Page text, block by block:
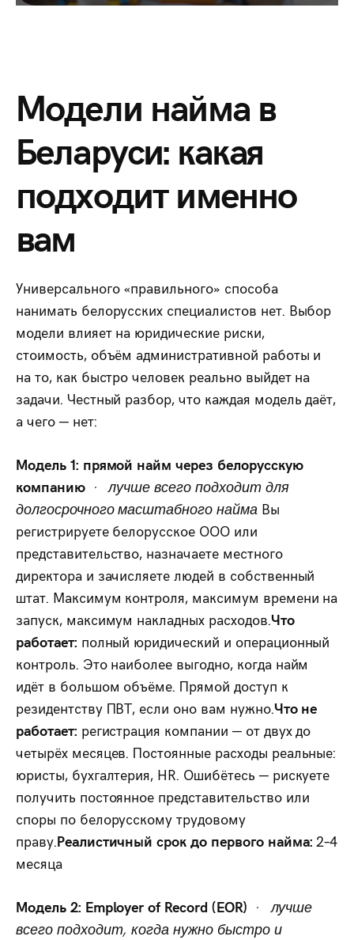
Модели найма в
Беларуси: какая
подходит именно
вам
Универсального «правильного» способа
нанимать белорусских специалистов нет. Выбор
модели влияет на юридические риски,
стоимость, объём административной работы и
на то, как быстро человек реально выйдет на
задачи. Честный разбор, что каждая модель даёт,
а чего — нет:
Модель 1: прямой найм через белорусскую
компанию· лучше всего подходит для
долгосрочного масштабного найма Вы
регистрируете белорусское ООО или
представительство, назначаете местного
директора и зачисляете людей в собственный
штат. Максимум контроля, максимум времени на
запуск, максимум накладных расходов.Что
работает: полный юридический и операционный
контроль. Это наиболее выгодно, когда найм
идёт в большом объёме. Прямой доступ к
резидентству ПВТ, если оно вам нужно.Что не
работает: регистрация компании — от двух до
четырёх месяцев. Постоянные расходы реальные:
юристы, бухгалтерия, HR. Ошибётесь — рискуете
получить постоянное представительство или
споры по белорусскому трудовому
праву.Реалистичный срок до первого найма:2–4
месяца
Модель 2: Employer of Record (EOR) · лучше
всего подходит, когда нужно быстро и